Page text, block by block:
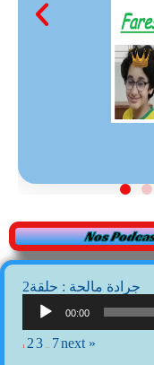
Nos
2جرادة مالحة : حلقة
00:00
1 23 7next »